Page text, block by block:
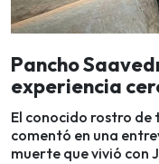
Pancho
experiencia
El conocido rostro de
comentó en una
muerte que vivió con